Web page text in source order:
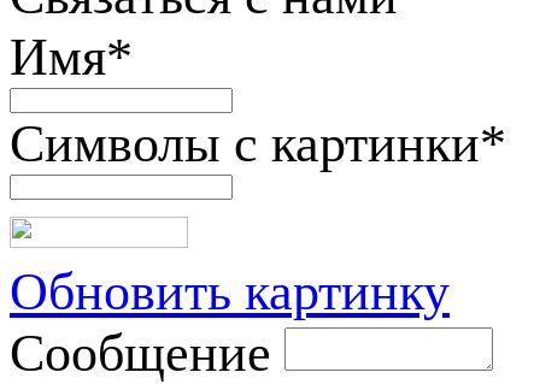
Имя*
Символы с картинки*
Обновить картинку
Сообщение